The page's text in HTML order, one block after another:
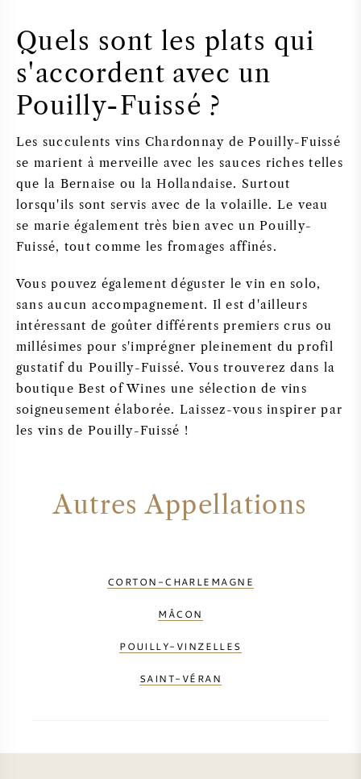
Quels sont les plats qui
s'accordent avec un
Pouilly-Fuissé ?
Les succulents vins Chardonnay de Pouilly-Fuissé
se marient à merveille avec les sauces riches telles
que la Bernaise ou la Hollandaise. Surtout
lorsqu'ils sont servis avec de la volaille. Le veau
se marie également très bien avec un Pouilly-
Fuissé, tout comme les fromages affinés.
Vous pouvez également déguster le vin en solo,
sans aucun accompagnement. Il est d'ailleurs
intéressant de goûter différents premiers crus ou
millésimes pour s'imprégner pleinement du profil
gustatif du Pouilly-Fuissé. Vous trouverez dans la
boutique Best of Wines une sélection de vins
soigneusement élaborée. Laissez-vous inspirer par
les vins de Pouilly-Fuissé !
Autres Appellations
CORTON-CHARLEMAGNE
MÂCON
POUILLY-VINZELLES
SAINT-VÉRAN